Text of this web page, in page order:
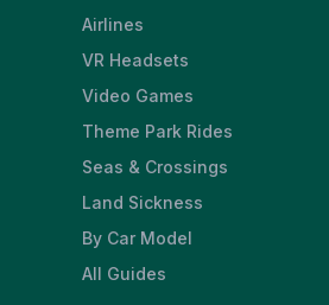
Airlines
VR Headsets
Video Games
Theme Park Rides
Seas & Crossings
Land Sickness
By Car Model
All Guides